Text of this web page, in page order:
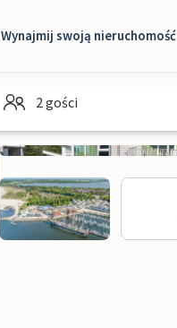
Wynajmij swoją nieruchomość
2 gości